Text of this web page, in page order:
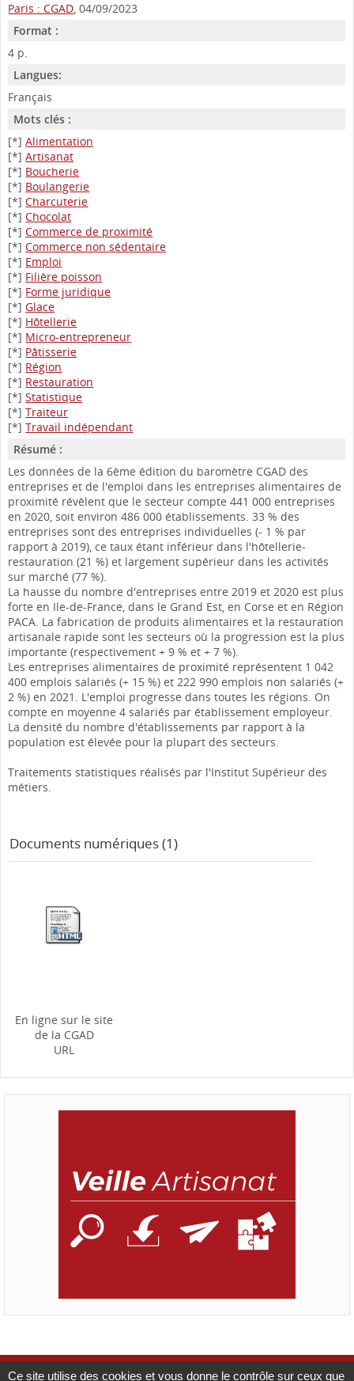
Paris : CGAD, 04/09/2023
Format :
4 p.
Langues:
Français
Mots clés :
[*]Alimentation
[*]Artisanat
[*] Boucherie
[*] Boulangerie
[*]Charcuterie
[*]Chocolat
[*]Commerce de proximité
[*]Commerce non sédentaire
[*] Emploi
[*] Filière poisson
[*] Forme juridique
[*]Glace
[*] Hôtellerie
[*] Micro-entrepreneur
[*] Pâtisserie
[*] Région
[*] Restauration
[*]Statistique
[*]Traiteur
[*]Travail indépendant
Résumé :
Les données de la 6ème édition du baromètre CGAD des
entreprises et de l'emploi dans les entreprises alimentaires de
proximité révèlent que le secteur compte 441 000 entreprises
en 2020, soit environ 486 000 établissements. 33 % des
entreprises sont des entreprises individuelles (- 1 % par
rapport à 2019), ce taux étant inférieur dans l'hôtellerie-
restauration (21 %) et largement supérieur dans les activités
sur marché (77 %).
La hausse du nombre d'entreprises entre 2019 et 2020 est plus
forte en Ile-de-France, dans le Grand Est, en Corse et en Région
PACA. La fabrication de produits alimentaires et la restauration
artisanale rapide sont les secteurs où la progression est la plus
importante (respectivement + 9 % et + 7 %).
Les entreprises alimentaires de proximité représentent 1 042
400 emplois salariés (+ 15 %) et 222 990 emplois non salariés (+
2 %) en 2021. L'emploi progresse dans toutes les régions. On
compte en moyenne 4 salariés par établissement employeur.
La densité du nombre d'établissements par rapport à la
population est élevée pour la plupart des secteurs.
Traitements statistiques réalisés par l'Institut Supérieur des
métiers.
Documents numériques (1)
En ligne sur le site
de la CGAD
URL
Ce site utilise des cookies et vous donne le contrôle sur ceux que